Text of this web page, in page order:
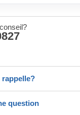
rappelle?
question